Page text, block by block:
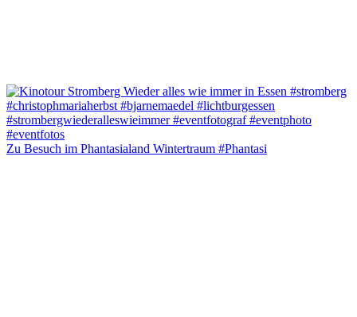
Zu Besuch im Phantasialand Wintertraum #Phantasi